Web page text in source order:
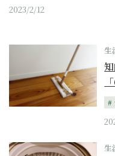
2023/2/12
生
生